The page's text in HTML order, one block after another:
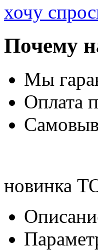
хочу
Почему
Мы
Оплата
новинка